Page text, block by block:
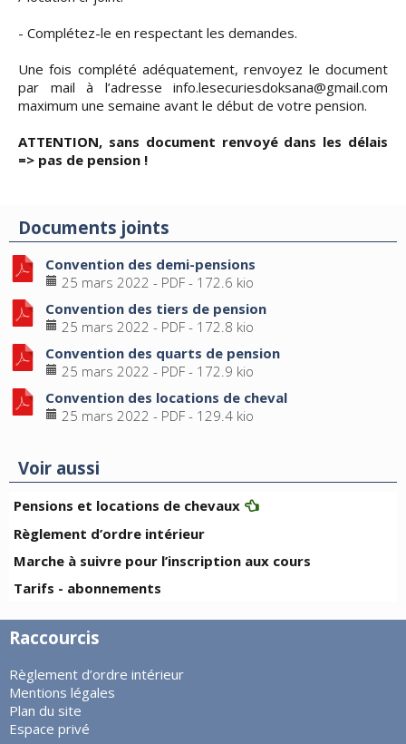
- Complétez-le en respectant les demandes.
Une fois complété adéquatement, renvoyez le document
par mail à l’adresse info.lesecuriesdoksana@gmail.com
maximum une semaine avant le début de votre pension.
ATTENTION, sans document renvoyé dans les délais
=> pas de pension !
Documents joints
Convention des demi-pensions
25 mars 2022 - PDF - 172.6 kio
Convention des tiers de pension
25 mars 2022 - PDF - 172.8 kio
Convention des quarts de pension
25 mars 2022 - PDF - 172.9 kio
Convention des locations de cheval
25 mars 2022 - PDF - 129.4 kio
Voir aussi
Pensions et locations de chevaux
Règlement d’ordre intérieur
Marche à suivre pour l’inscription aux cours
Tarifs - abonnements
Raccourcis
Règlement d’ordre intérieur
Mentions légales
Plan du site
Espace privé